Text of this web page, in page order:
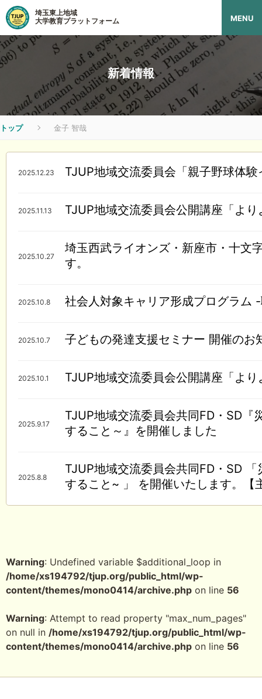
埼玉東上地域
大学教育プラットフォーム
MENU
新着情報
トップ 金子 智哉
2025.12.23 TJUP地域交流委員会「親子野球体
2025.11.13 TJUP地域交流委員会公開講座「よ
2025.10.27
埼玉西武ライオンズ・新座市・十文
す。
2025.10.8 社会人対象キャリア形成プログラム
2025.10.7 子どもの発達支援セミナー 開催のお
2025.10.1 TJUP地域交流委員会公開講座「よ
2025.9.17
TJUP地域交流委員会共同FD・SD『
すること～』を開催しました
2025.8.8
TJUP地域交流委員会共同FD・SD
すること~ 」 を開催いたします。【
Warning: Undefined variable $additional_loop in
/home/xs194792/tjup.org/public_html/wp-
content/themes/mono0414/archive.php on line 56
Warning: Attempt to read property "max_num_pages"
on null in /home/xs194792/tjup.org/public_html/wp-
content/themes/mono0414/archive.php on line 56